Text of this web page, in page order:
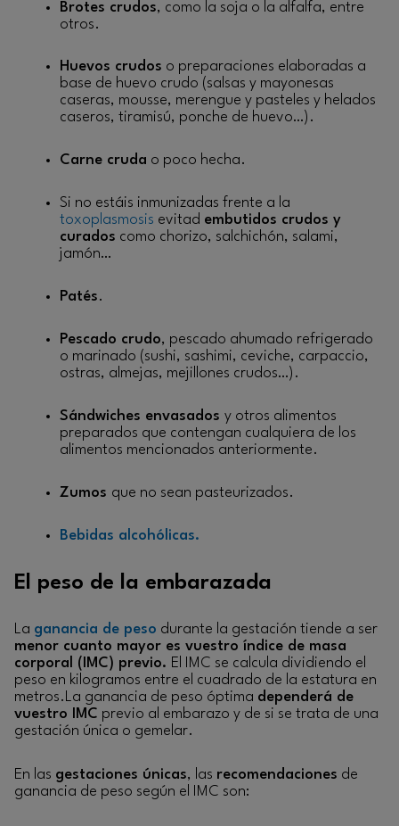
Brotes crudos, como la soja o la alfalfa, entre
otros.
Huevos crudos o preparaciones elaboradas a
base de huevo crudo (salsas y mayonesas
caseras, mousse, merengue y pasteles y helados
caseros, tiramisú, ponche de huevo…).
Carne cruda o poco hecha.
Si no estáis inmunizadas frente a la
toxoplasmosis evitad embutidos crudos y
curados como chorizo, salchichón, salami,
jamón…
Patés.
Pescado crudo, pescado ahumado refrigerado
o marinado (sushi, sashimi, ceviche, carpaccio,
ostras, almejas, mejillones crudos…).
Sándwiches envasados y otros alimentos
preparados que contengan cualquiera de los
alimentos mencionados anteriormente.
Zumos que no sean pasteurizados.
Bebidas alcohólicas.
El peso de la embarazada
La ganancia de peso durante la gestación tiende a ser
menor cuanto mayor es vuestro índice de masa
corporal (IMC) previo. El IMC se calcula dividiendo el
peso en kilogramos entre el cuadrado de la estatura en
metros.La ganancia de peso óptima dependerá de
vuestro IMC previo al embarazo y de si se trata de una
gestación única o gemelar.
En las gestaciones únicas, las recomendaciones de
ganancia de peso según el IMC son: